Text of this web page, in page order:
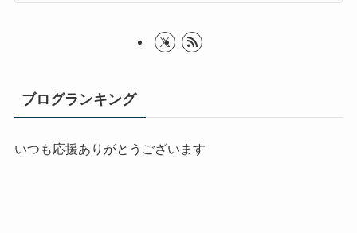
ブログランキング
いつも応援ありがとうございます